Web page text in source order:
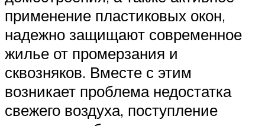
применение пластиковых окон,
надежно защищают современное
жилье от промерзания и
сквозняков. Вместе с этим
возникает проблема недостатка
свежего воздуха, поступление